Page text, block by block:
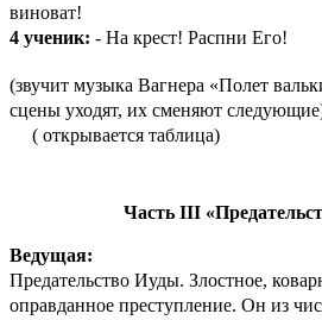
виноват!
4 ученик: - На крест! Распни Его!
(звучит музыка Вагнера «Полет
сцены уходят, их сменяют
( открывается таблица)
Часть III
Ведущая:
Предательство Иуды. Злостное,
оправданное преступление. Он из